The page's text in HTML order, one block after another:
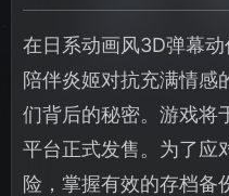
在日系动画风3D弹幕
陪伴炎姬对抗充满情感
们背后的秘密。游戏
平台正式发售。为了应
险，掌握有效的存档备